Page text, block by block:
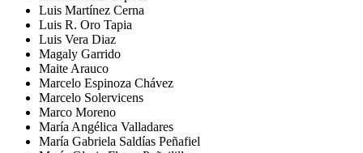
Luis Martínez Cerna
Luis R. Oro Tapia
Luis Vera Diaz
Magaly Garrido
Maite Arauco
Marcelo Espinoza Chávez
Marcelo Solervicens
Marco Moreno
María Angélica Valladares
María Gabriela Saldías Peñafiel